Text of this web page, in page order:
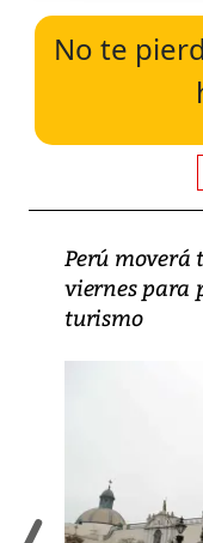
No te
Perú moverá
viernes para
turismo